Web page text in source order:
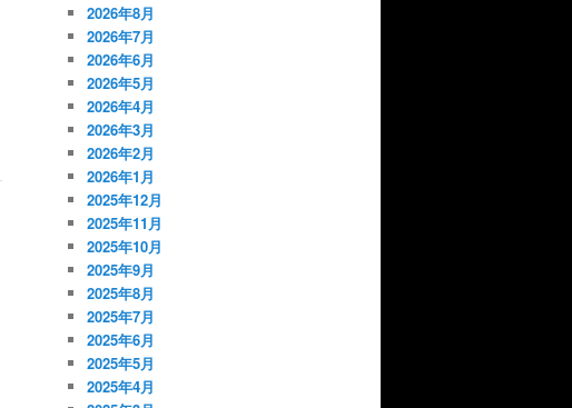
2026年8月
2026年7月
2026年6月
2026年5月
2026年4月
2026年3月
2026年2月
2026年1月
2025年12月
2025年11月
2025年10月
2025年9月
2025年8月
2025年7月
2025年6月
2025年5月
2025年4月